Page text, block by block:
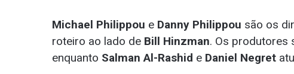
Michael Philippou e Danny Philippou são os
roteiro ao lado de Bill Hinzman. Os produtores
enquanto Salman Al-Rashid e Daniel Negret